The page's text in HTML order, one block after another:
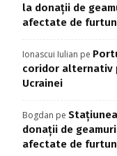
la donații de
afectate de
Ionascui Iulian pe
coridor alternativ
Ucrainei
Bogdan pe
donații de
afectate de